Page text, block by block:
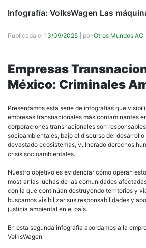
Infografía: VolksWagen Las
Publicada el 13/09/2025 por Otros Mundos AC
Empresas
México: Criminales
Presentamos esta serie de infografías que
empresas transnacionales más contaminantes
corporaciones transnacionales son
socioambientales, bajo el discurso del desarrollo
devastado ecosistemas, vulnerado derechos
crisis socioambientales.
Nuestro objetivo es evidenciar cómo operan
mostrar las luchas de las comunidades
con la que continúan destruyendo territorios y
buscamos visibilizar sus responsabilidades y
justicia ambiental en el país.
En esta segunda infografía abordamos a la
VolksWagen